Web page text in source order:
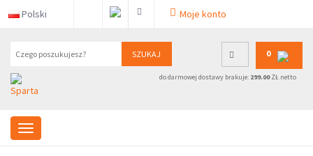
Polski Moje konto
SZUKAJ 0
do darmowej dostawy brakuje: 299.00ZŁ netto